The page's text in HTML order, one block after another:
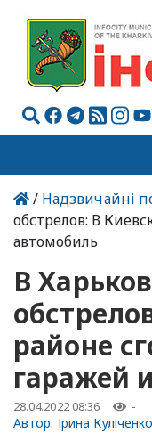
/ Надзвичайні
обстрелов: В
автомобиль
В
районе
гаражей
28.04.2022 08:36 -
Автор: Ірина Куліченко